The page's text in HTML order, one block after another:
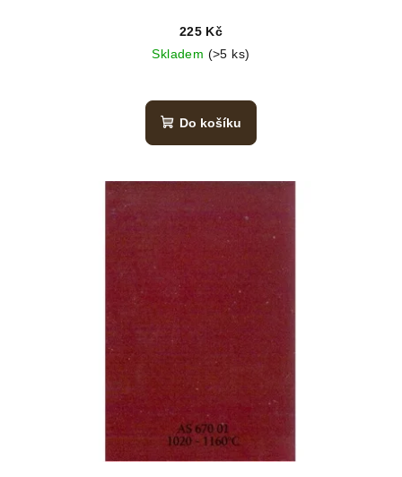
225 Kč
Skladem (>5 ks)
Do košíku